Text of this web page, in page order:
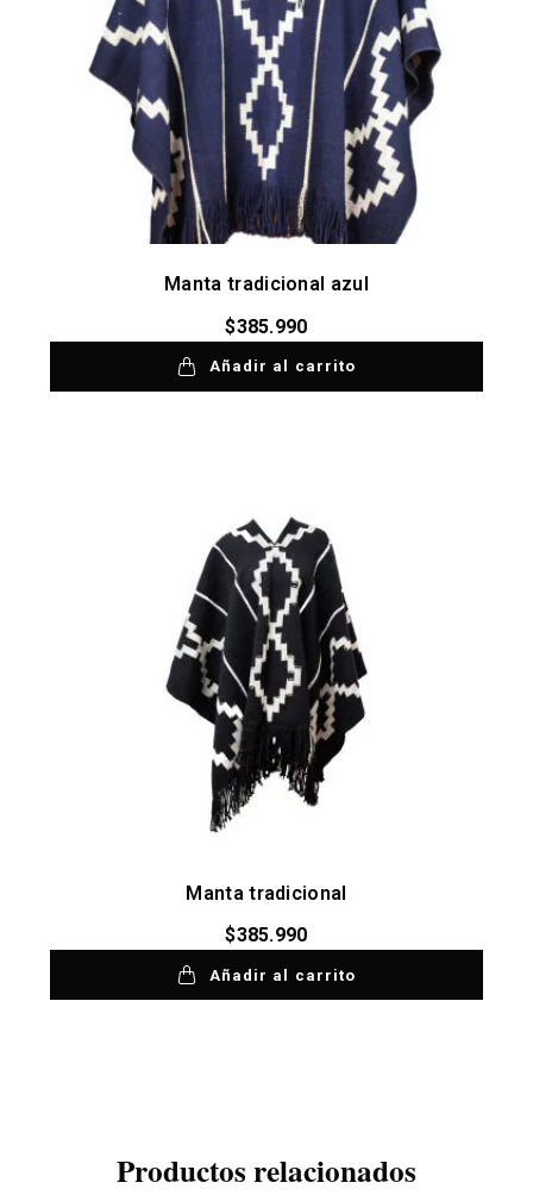
Manta tradicional azul
$385.990
Añadir al carrito
Manta tradicional
$385.990
Añadir al carrito
Productos relacionados